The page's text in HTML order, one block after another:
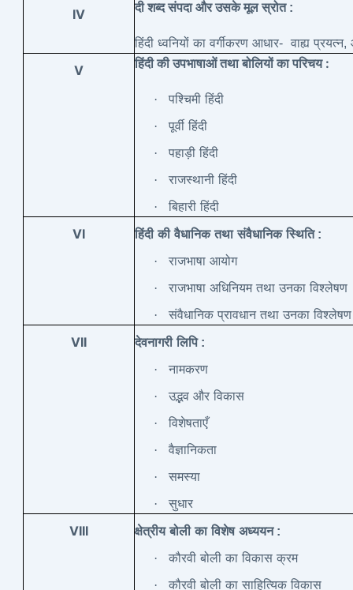
IV दी शब्द संपदा और उसके मूल स्रोत :
हिंदी ध्वनियों का वर्गीकरण आधार- वाह्य प्रयत्न,
V हिंदी की उपभाषाओं तथा बोलियों का परिचय:
· पश्चिमी हिंदी
·
पूर्वी हिंदी
·
पहाड़ी हिंदी
·
राजस्थानी हिंदी
·
बिहारी हिंदी
VI हिंदी की वैधानिक तथा संवैधानिक स्थिति :
·
राजभाषा आयोग
·
राजभाषा अधिनियम तथा उनका विश्लेषण
·
संवैधानिक प्रावधान तथा उनका विश्लेषण
VII देवनागरी लिपि :
·
नामकरण
·
उद्भव और विकास
·
विशेषताएँ
·
वैज्ञानिकता
·
समस्या
·
सुधार
VIII क्षेत्रीय बोली का विशेष अध्ययन :
·
कौरवी बोली का विकास क्रम
·
कौरवी बोली का साहित्यिक विकास